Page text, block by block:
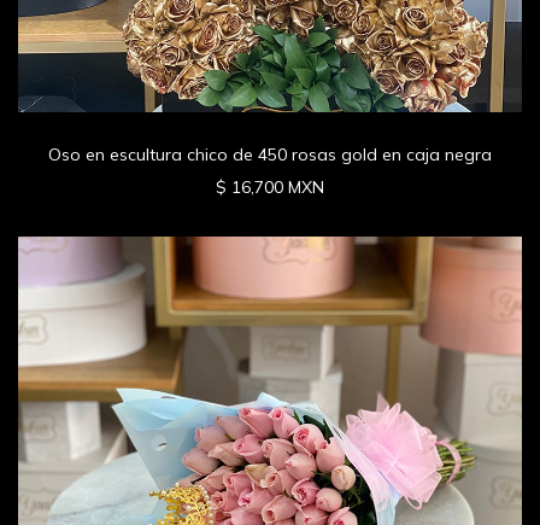
Oso en escultura chico de 450 rosas gold en caja negra
$ 16,700 MXN